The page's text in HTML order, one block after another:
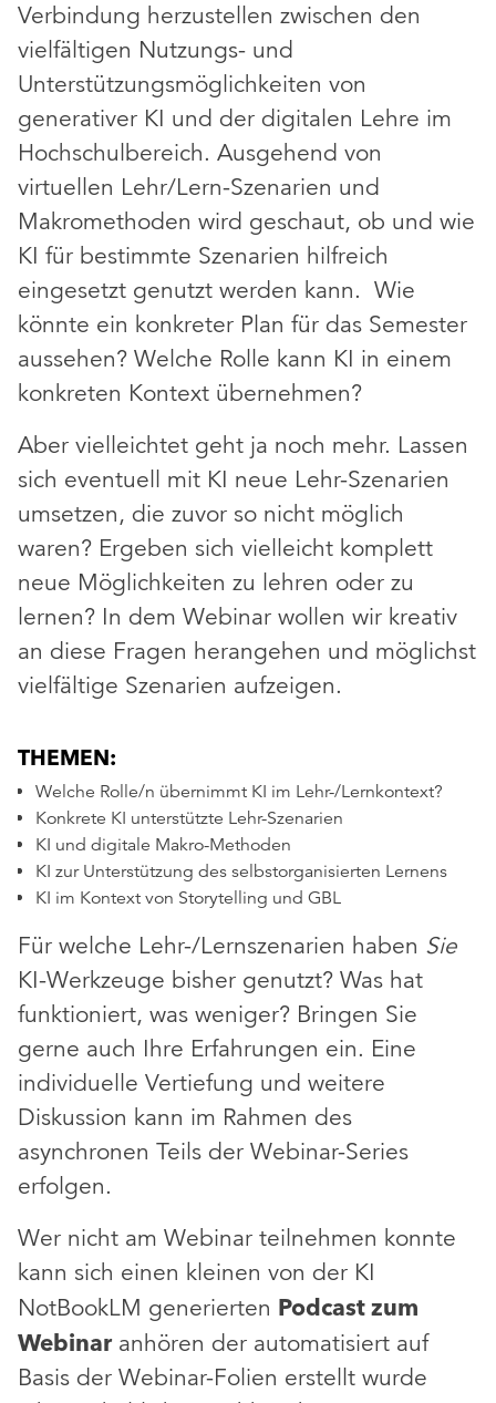
Verbindung herzustellen zwischen den
vielfältigen Nutzungs- und
Unterstützungsmöglichkeiten von
generativer KI und der digitalen Lehre im
Hochschulbereich. Ausgehend von
virtuellen Lehr/Lern-Szenarien und
Makromethoden wird geschaut, ob und wie
KI für bestimmte Szenarien hilfreich
eingesetzt genutzt werden kann. Wie
könnte ein konkreter Plan für das Semester
aussehen? Welche Rolle kann KI in einem
konkreten Kontext übernehmen?
Aber vielleichtet geht ja noch mehr. Lassen
sich eventuell mit KI neue Lehr-Szenarien
umsetzen, die zuvor so nicht möglich
waren? Ergeben sich vielleicht komplett
neue Möglichkeiten zu lehren oder zu
lernen? In dem Webinar wollen wir kreativ
an diese Fragen herangehen und möglichst
vielfältige Szenarien aufzeigen.
THEMEN:
Welche Rolle/n übernimmt KI im Lehr-/Lernkontext?
Konkrete KI unterstützte Lehr-Szenarien
KI und digitale Makro-Methoden
KI zur Unterstützung des selbstorganisierten Lernens
KI im Kontext von Storytelling und GBL
Für welche Lehr-/Lernszenarien haben Sie
KI-Werkzeuge bisher genutzt? Was hat
funktioniert, was weniger? Bringen Sie
gerne auch Ihre Erfahrungen ein. Eine
individuelle Vertiefung und weitere
Diskussion kann im Rahmen des
asynchronen Teils der Webinar-Series
erfolgen.
Wer nicht am Webinar teilnehmen konnte
kann sich einen kleinen von der KI
NotBookLM generierten Podcast zum
Webinaranhören der automatisiert auf
Basis der Webinar-Folien erstellt wurde